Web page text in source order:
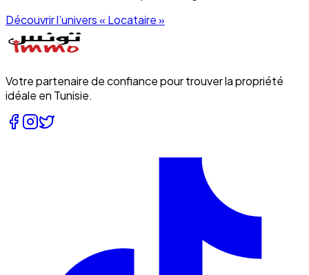
Découvrir l’univers « Locataire»
Votre partenaire de confiance pour trouver la propriété
idéale en Tunisie.